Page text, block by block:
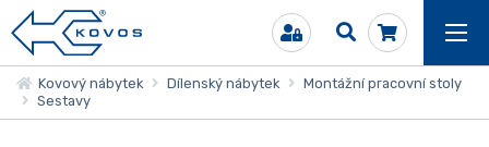
Kovový nábytek Dílenský nábytek
Montážní pracovní stoly
Sestavy